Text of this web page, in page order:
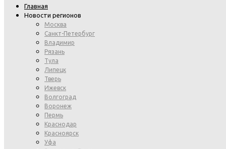
Главная
Новости регионов
Москва
Санкт-Петербург
Владимир
Рязань
Тула
Липецк
Тверь
Ижевск
Волгоград
Воронеж
Пермь
Краснодар
Красноярск
Уфа